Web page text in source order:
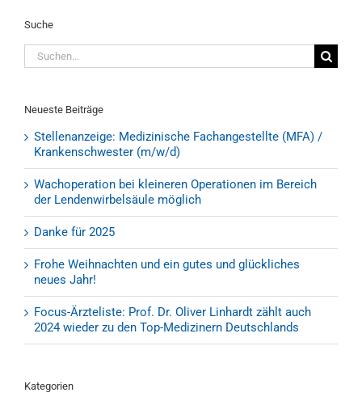
Suche
Suche
nach:
Neueste Beiträge
Stellenanzeige: Medizinische Fachangestellte (MFA) /
Krankenschwester (m/w/d)
Wachoperation bei kleineren Operationen im Bereich
der Lendenwirbelsäule möglich
Danke für 2025
Frohe Weihnachten und ein gutes und glückliches
neues Jahr!
Focus-Ärzteliste: Prof. Dr. Oliver Linhardt zählt auch
2024 wieder zu den Top-Medizinern Deutschlands
Kategorien